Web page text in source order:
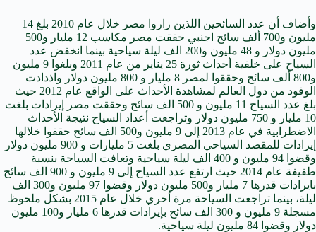
وأضاف أن عدد السائحين اللذين زاروا مصر خلال عام 2010 بلغ 14
مليون و700 ألف سائح اجنبي حققت مصر مكاسب 12 مليار و500
مليون دولار و 48 مليون و200 الف ليلة سياحية بينما انخفض عدد
السياح على خلفية أحداث ثورة 25 يناير من عام 2011 وبلغوا 9 مليون
و800 ألف سائح وحققوا لمصر 8 مليار و 800 مليون دولار واذدادت
الوفود من دول العالم لمشاهدة الأحداث على الواقع عام 2012 حيث
بلغ عدد السياح 11 مليون و 500 الف سائح وحققت مصر إيرادات بلغت
10 مليار و 750 مليون دولار وتراجعت أعداد السياح نتيجة الأحداث
الاضطرابية في عام 2013 إلى 9 مليون و500 الف سائح حققوا خلالها
إيرادات للمقصد السياحي المصري بلغت 5 مليارات و 900 مليون دولار
وقضوا 94 مليون و 400 الف ليلة سياحية وتعافت السياحة بنسبة
طفيفة عام 2014 حيث ارتفع عدد السياح إلى 9 مليون و 900 الف سائح
بايرادات قدرها 7 مليار و500 مليون دولار وقضوا 97 مليون و300 الف
ليلة، بينما تراجعت السياحة مرة أخري خلال عام 2015 بشكل ملحوظ
مسجلة 9 مليون و 300 الف سائح بإيرادات قدرها 6 مليار و100 مليون
دولار وقضوا 84 مليون ليلة سياحية.